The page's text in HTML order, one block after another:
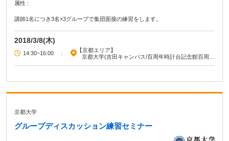
属性 :
講師1名につき3名×3グループで集団面接の練習をします。
2018/3/8(木)
14:30~16:00 |
【京都エリア】
京都大学(吉田キャンパス/百周年時計台記念館百周年
京都大学
グループディスカッション練習セミナー